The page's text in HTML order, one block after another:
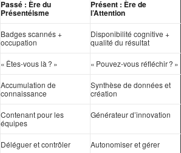
Passé : Ère du
Présentéisme
Présent : Ère de
l’Attention
Badges scannés +
occupation
Disponibilité cognitive +
qualité du résultat
« Êtes-vous là ? » « Pouvez-vous réfléchir ? »
Accumulation de
connaissance
Synthèse de données et
création
Contenant pour les
équipes
Générateur d’innovation
Déléguer et contrôler Autonomiser et gérer